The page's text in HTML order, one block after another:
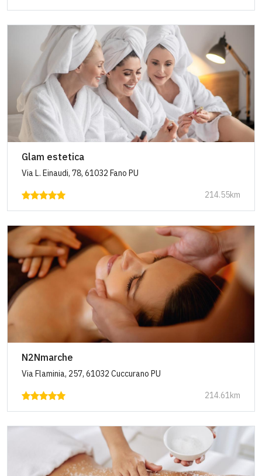
Glam estetica
Via L. Einaudi, 78, 61032 Fano PU
214.55km
N2Nmarche
Via Flaminia, 257, 61032 Cuccurano PU
214.61km